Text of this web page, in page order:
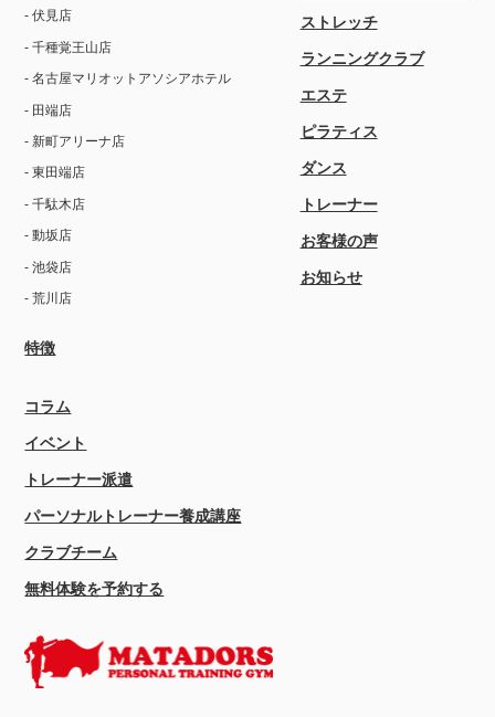
- 伏見店
- 千種覚王山店
- 名古屋マリオットアソシアホテル
- 田端店
- 新町アリーナ店
- 東田端店
- 千駄木店
- 動坂店
- 池袋店
- 荒川店
特徴
ストレッチ
ランニングクラブ
エステ
ピラティス
ダンス
トレーナー
お客様の声
お知らせ
コラム
イベント
トレーナー派遣
パーソナルトレーナー養成講座
クラブチーム
無料体験を予約する